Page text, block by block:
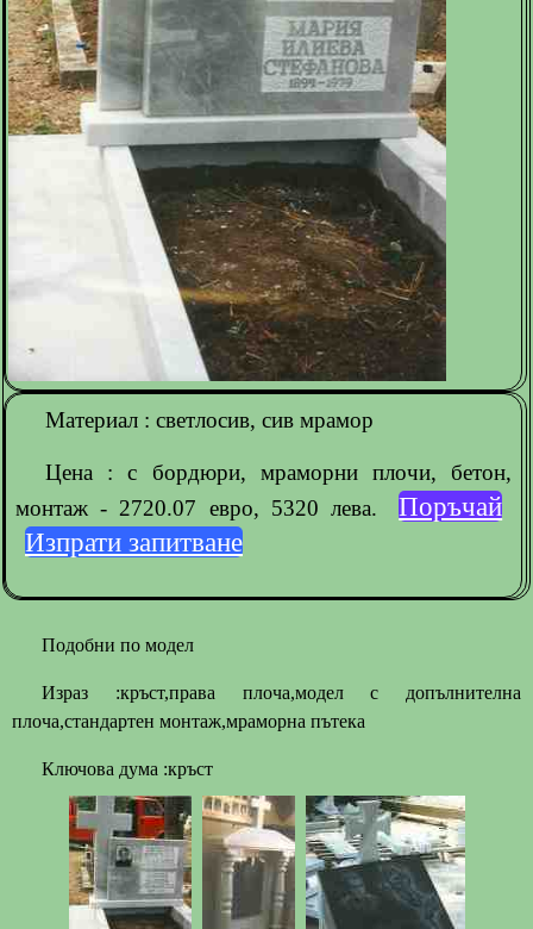
Материал : светлосив, сив мрамор
Цена : с бордюри, мраморни плочи, бетон,
монтаж - 2720.07 евро, 5320 лева.
Поръчай
Изпрати запитване
Подобни по модел
Израз :кръст,права плоча,модел с допълнителна
плоча,стандартен монтаж,мраморна пътека
Ключова дума :кръст